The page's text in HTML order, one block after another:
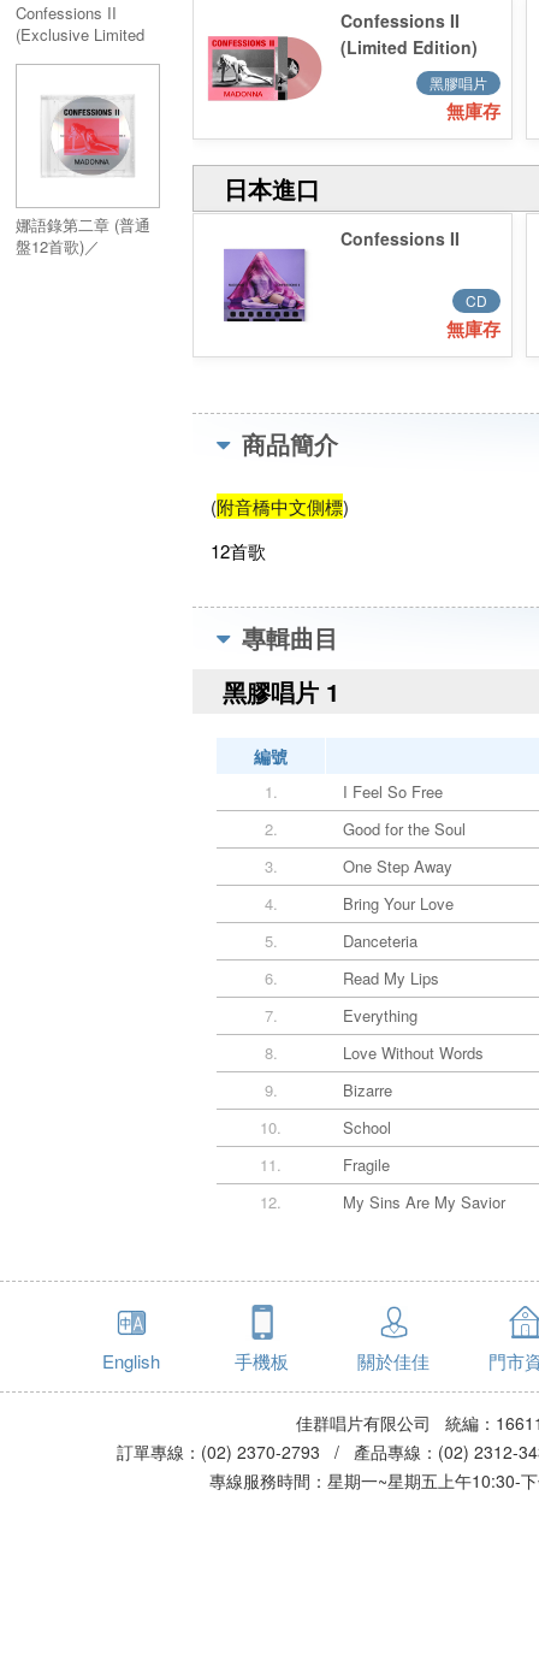
Confessions II
(Exclusive Limited
娜語錄第二章 (普通
盤12首歌)／
Confessions II
(Limited Edition)
Baby Pink Vinyl
(Target版)
黑膠唱片
無庫存
日本進口
Confessions II
CD
無庫存
商品簡介
(附音橋中文側標)
12首歌
專輯曲目
黑膠唱片 1
編號
1.
I Feel So Free
2.
Good for the Soul
3.
One Step Away
4.
Bring Your Love
5.
Danceteria
6.
Read My Lips
7.
Everything
8.
Love Without Words
9.
Bizarre
10.
School
11.
Fragile
12.
My Sins Are My Savior
English 手機板 關於佳佳 門市
佳群唱片有限公司 統編：
訂單專線：(02) 2370-2793 / 產品專線：(02)
專線服務時間：星期一~星期五上午10:30-